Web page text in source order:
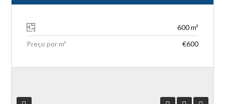
600 m²
Preço por m²
€600